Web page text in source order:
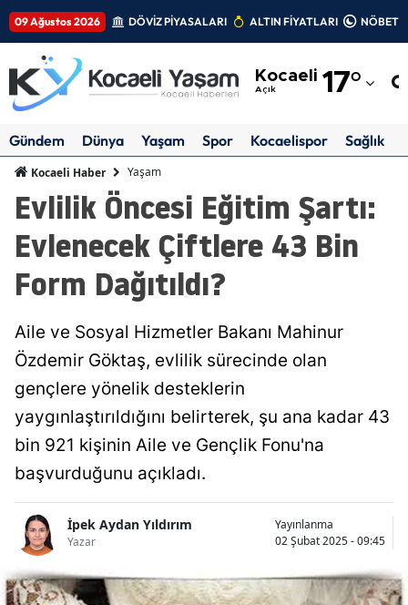
09 Ağustos 2026 DÖVİZ PİYASALARI ALTIN FİYATLARI
Kocaeli
Açık 17°
Adıyaman
Amasya
Ankara
Aydın
Bilecik
Bitlis
Bolu
Burdur
Gündem Dünya Yaşam Spor Kocaelispor Sağlık
Kocaeli Haber Yaşam
Evlilik Öncesi Eğitim Şartı:
Evlenecek Çiftlere 43 Bin
Form Dağıtıldı?
Aile ve Sosyal Hizmetler Bakanı Mahinur
Özdemir Göktaş, evlilik sürecinde olan
gençlere yönelik desteklerin
yaygınlaştırıldığını belirterek, şu ana kadar 43
bin 921 kişinin Aile ve Gençlik Fonu'na
başvurduğunu açıkladı.
İpek Aydan Yıldırım
Yazar
Yayınlanma
02 Şubat 2025 - 09:45